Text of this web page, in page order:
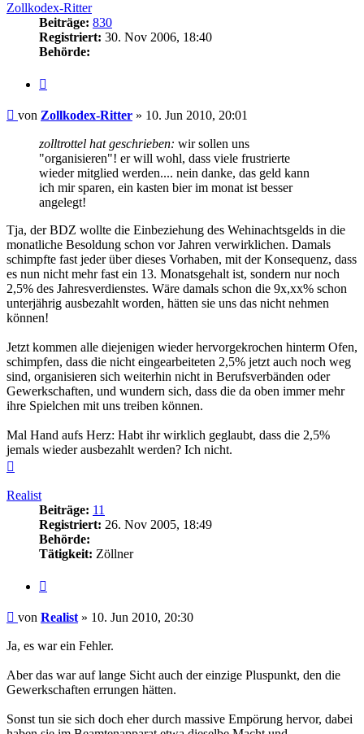
Zollkodex-Ritter
Beiträge: 830
Registriert: 30. Nov 2006, 18:40
Behörde:
Beitrag
von Zollkodex-Ritter » 10. Jun 2010, 20:01
zolltrottel hat geschrieben: wir sollen uns
"organisieren"! er will wohl, dass viele frustrierte
wieder mitglied werden.... nein danke, das geld kann
ich mir sparen, ein kasten bier im monat ist besser
angelegt!
Tja, der BDZ wollte die Einbeziehung des Wehinachtsgelds in die
monatliche Besoldung schon vor Jahren verwirklichen. Damals
schimpfte fast jeder über dieses Vorhaben, mit der Konsequenz, dass
es nun nicht mehr fast ein 13. Monatsgehalt ist, sondern nur noch
2,5% des Jahresverdienstes. Wäre damals schon die 9x,xx% schon
unterjährig ausbezahlt worden, hätten sie uns das nicht nehmen
können!
Jetzt kommen alle diejenigen wieder hervorgekrochen hinterm Ofen,
schimpfen, dass die nicht eingearbeiteten 2,5% jetzt auch noch weg
sind, organisieren sich weiterhin nicht in Berufsverbänden oder
Gewerkschaften, und wundern sich, dass die da oben immer mehr
ihre Spielchen mit uns treiben können.
Mal Hand aufs Herz: Habt ihr wirklich geglaubt, dass die 2,5%
jemals wieder ausbezahlt werden? Ich nicht.
Realist
Beiträge: 11
Registriert: 26. Nov 2005, 18:49
Behörde:
Tätigkeit: Zöllner
Beitrag
von Realist » 10. Jun 2010, 20:30
Ja, es war ein Fehler.
Aber das war auf lange Sicht auch der einzige Pluspunkt, den die
Gewerkschaften errungen hätten.
Sonst tun sie sich doch eher durch massive Empörung hervor, dabei